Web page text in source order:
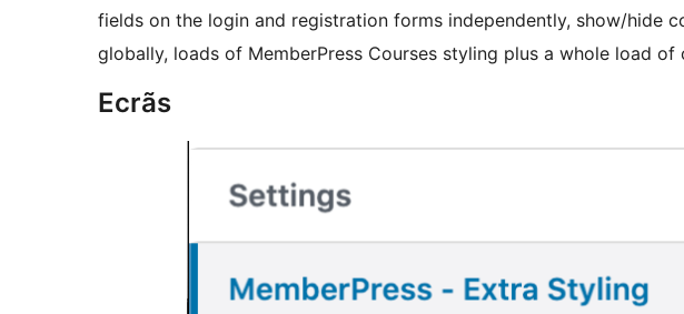
fields on the login and registration forms independently, show/hide
globally, loads of MemberPress Courses styling plus a whole load of
Ecrãs